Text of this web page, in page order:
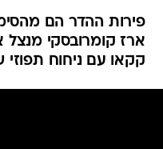
פירות ההדר הם
ארז קומרובסקי מנצל
קקאו עם ניחוח